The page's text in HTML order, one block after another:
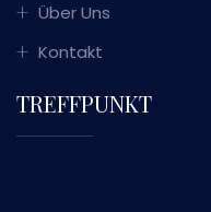
Über Uns
Kontakt
TREFFPUNKT